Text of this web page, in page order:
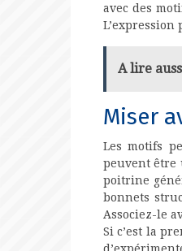
avec des
A lire
Miser
Les motifs
peuvent être
poitrine
bonnets
Associez-le
Si c’est la